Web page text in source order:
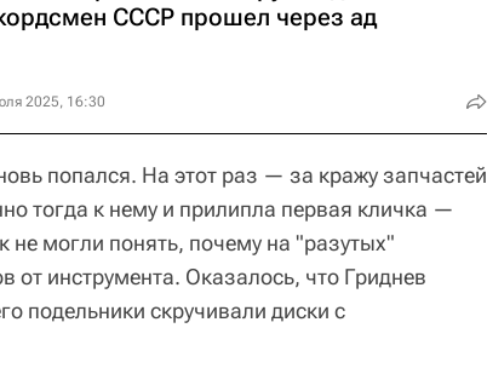
СССР прошел через ад
2025, 16:30
попался. На этот раз — за кражу запчастей
тогда к нему и прилипла первая кличка —
не могли понять, почему на "разутых"
от инструмента. Оказалось, что Гриднев
подельники скручивали диски с